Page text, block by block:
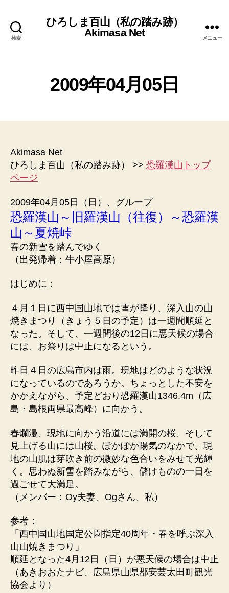
検索
ひろしま百山（私の踏み跡）
Akimasa Net
メニュー
2009年04月05日
成
者
0
9
Akimasa Net
ひろしま百山（私の踏み跡） >> 恐羅漢山トップ
ページ
2009年04月05日（日）、グループ
恐羅漢山～旧羅漢山（往復）～恐羅漢
山～夏焼峠
春の新雪を踏んでゆく
（出発帰着：牛小屋高原）
はじめに：
４月１日に西中国山地では雪が降り、深入山の山
焼きまつり（きょう５日の予定）は一週間順延と
なった。そして、一週間後の12日に悪天候の場合
には、お祭りは中止になるという。
昨日４日の広島市内は雨。現地はどのような状況
になっているのであろうか。ちょっとした不安を
かかえながら、予定どおり恐羅漢山1346.4m（広
島・島根両県最高峰）に向かう。
春爛漫、現地に向かう沿道には満開の桜、そして
見上げる山には山桜。ぽかぽか陽気のなかで、現
地の山肌は芽吹き前の微妙な色合いをみせて光輝
く。思わぬ新雪を踏みながら、儲けものの一日を
過ごせて大満足。
（メンバー：Oy夫妻、Ogさん、私）
参考：
「西中国山地国定公園指定40周年・春を呼ぶ深入
山山焼きまつり」
順延となった4月12日（日）が悪天候の場合は中止
（あきおおたナビ、広島県山県郡安芸太田町観光
協会より）